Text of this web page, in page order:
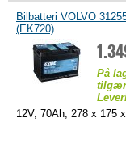
Bilbatteri VOLVO
(EK720)
På
12V, 70Ah, 278 x 175